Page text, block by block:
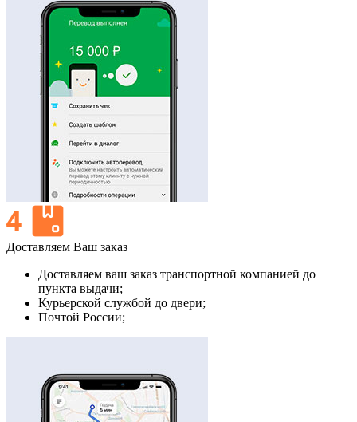
Доставляем Ваш заказ
Доставляем ваш заказ транспортной компанией до
пункта выдачи;
Курьерской службой до двери;
Почтой России;